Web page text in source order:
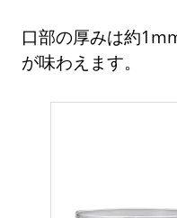
口部の厚みは約
が味わえます。